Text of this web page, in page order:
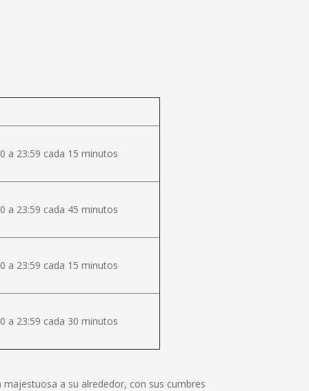
a 23:59 cada 15 minutos
a 23:59 cada 45 minutos
a 23:59 cada 15 minutos
a 23:59 cada 30 minutos
a su alrededor, con sus cumbres